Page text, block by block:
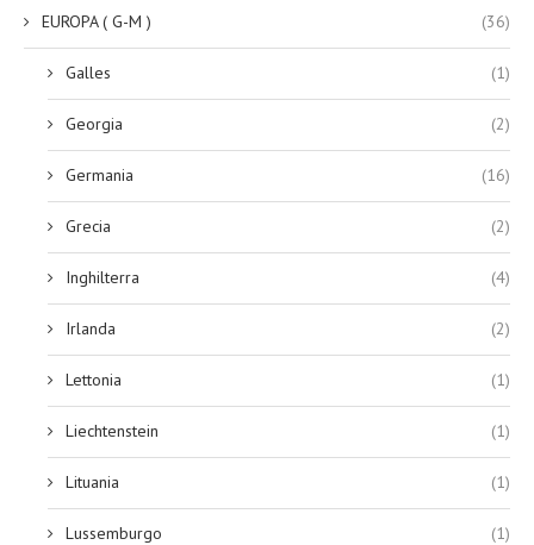
EUROPA ( G-M ) (36)
Galles (1)
Georgia (2)
Germania (16)
Grecia (2)
Inghilterra (4)
Irlanda (2)
Lettonia (1)
Liechtenstein (1)
Lituania (1)
Lussemburgo (1)